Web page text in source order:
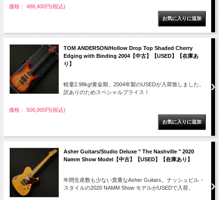
価格： 488,400円(税込)
TOM ANDERSON/Hollow Drop Top Shaded Cherry
Edging with Binding 2004【中古】【USED】【在庫あ
り】
軽量2.98kg!黄金期、2004年製のUSEDが入荷致しました。
訳ありのためスペシャルプライス！
価格： 506,000円(税込)
Asher Guitars/Studio Deluxe " The Nashville " 2020
Namm Show Model【中古】【USED】【在庫あり】
年間生産数も少ない貴重なAsher Guitars。ナッシュビル・
スタイルの2020 NAMM Show モデルがUSEDで入荷。